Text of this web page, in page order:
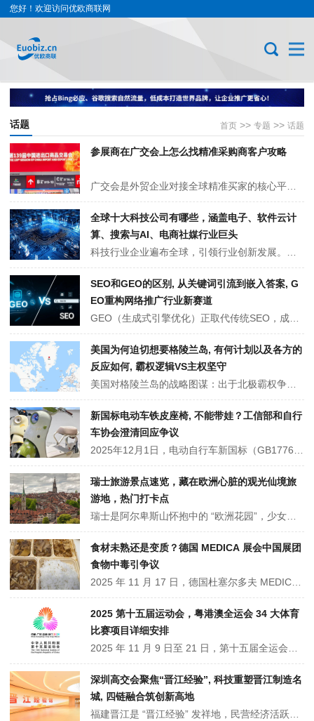
您好！欢迎访问优欧商联网
首页 >> 专题 >> 话题
话题
参展商在广交会上怎么找精准采购商客户攻略
广交会是外贸企业对接全球精准买家的核心平台。可通过官方供采对接、VIP 买家预约、线上邀约提前锁定客源；现场通过采购需求、采购渠道、订单规模快速筛选精准客户；聚焦同展区、VIP 采购区、采购对接会等区域，高效对接商超、进口商、批发商等优质渠道，快速实现精准获客与成交。
全球十大科技公司有哪些，涵盖电子、软件云计
算、搜索与AI、电商社媒行业巨头
科技行业企业遍布全球，引领行业创新发展。美国拥有苹果、微软等科技巨头，在消费电子、软件云计算等领域占据主导；亚洲崛起三星、华为等企业，在半导体、通信技术等方面表现卓越；欧洲的 SAP 和阿斯麦则在企业管理软件、光刻机制造等细分领域技术领先。这些企业凭借核心技术与多元布局，推动全球科技产业不断前行 。
SEO和GEO的区别, 从关键词引流到嵌入答案, G
EO重构网络推广行业新赛道
GEO（生成式引擎优化）正取代传统SEO，成为2026年数字营销新核心。随着用户习惯转向AI直接问答，营销目标从“争夺搜索排名”变为“成为AI首选信源”。微软Bing等巨头已将其纳入官方指南。企业需通过结构化数据与权威内容，确保品牌被AI引用，以在“零点击”时代掌握流量主权。
美国为何迫切想要格陵兰岛, 有何计划以及各方的
反应如何, 霸权逻辑VS主权坚守
美国对格陵兰岛的战略图谋：出于北极霸权争夺、关键矿产与航道控制及政治遗产诉求，美方推出金钱贿买、武力夺取等四套夺岛方案。对此，格陵兰民众与自治政府坚决抵制，丹麦联合欧洲多国反击，美国国内及国际社会亦发声批评。这场博弈本质是霸权逻辑与国际法、主权意识的碰撞，关乎北极格局与国际秩序走向。
新国标电动车铁皮座椅, 不能带娃？工信部和自行
车协会澄清回应争议
2025年12月1日，电动自行车新国标（GB17761-2024）过渡期结束后，“铁皮座椅”“不能带娃” 等争议引发关注。12月4日，工信部与中国自行车协会回应，称争议源于个别企业设计不当，非标准要求，主流车型已通过 CCC 认证。新国标聚焦安全与实用，强化防火、防篡改要求，优化续航与设计，后续相关部门将推动企业优化产品。
瑞士旅游景点速览，藏在欧洲心脏的观光仙境旅
游地，热门打卡点
瑞士是阿尔卑斯山怀抱中的 “欧洲花园”，少女峰、马特洪峰以巍峨山势与冰川奇观领跑自然景观，琉森湖、日内瓦湖碧波映山，风光如画。因特拉肯是户外爱好者的天堂，可体验滑翔伞、徒步等项目。卢塞恩老城、伯尔尼老城留存中世纪风貌，卡佩尔木桥、古天文钟等人文地标承载历史，自然与人文交融成独特魅力。
食材未熟还是变质？德国 MEDICA 展会中国展团
食物中毒引争议
2025 年 11 月 17 日，德国杜塞尔多夫 MEDICA 展会开幕当天，30 余个中国参展团的 200 余名参展商，食用地接社指定中餐馆 “兄弟烤吧” 的 20 欧元盒饭后勤出现腹痛、呕吐、腹泻等症状，4 人入院。餐馆称猪肉未熟透，参展商质疑食材变质。中国总领馆介入协调，当地启动调查，相关赔偿仍存争议。
2025 第十五届运动会，粤港澳全运会 34 大体育
比赛项目详细安排
2025 年 11 月 9 日至 21 日，第十五届全运会在粤港澳三地举办，是全运会首次跨港澳办赛。设 34 个竞技体育大项，含游泳、跳水、羽毛球等，深圳、东莞、江门等广东城市及港澳分工承办。超 2 万名运动员参赛，部分项目如乒乓球在澳门、击剑在香港举行，智能通关保障赛事，官网可查最新赛程。
深圳高交会聚焦“晋江经验”, 科技重塑晋江制造名
城, 四链融合筑创新高地
福建晋江是 “晋江经验” 发祥地，民营经济活跃，县域经济居全国十强，有 “中国鞋都” 等 14 个晋江制造 “国字号” 产业品牌，传统产业含鞋服、纺织等，现布局集成电路、生命健康等新兴产业。晋江即将携兴业科技等企业及科研机构亮相第二十七届高交会，展示科创成果，其 “企业家 + 科学家” 模式促 “四链融合”。